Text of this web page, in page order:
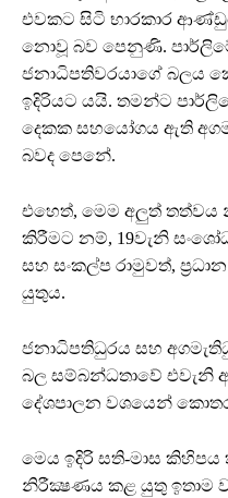
එවකට සිටි භාරකාර
නොවූ බව පෙනුණි.
ජනාධිපතිවරයාගේ බලය
ඉදිරියට යයි. තමන්ට
දෙකක සහයෝගය ඇති
බවද පෙනේ.
එහෙත්, මෙම අලුත් තත්වය
කිරීමට නම්, 19වැනි
සහ සංකල්ප රාමුවත්,
යුතුය.
ජනාධිපතිධුරය සහ
බල සම්බන්ධතාවේ එවැනි
දේශපාලන වශයෙන්
මෙය ඉදිරි සති-මාස කිහිපය
නිරීක්‍ෂණය කළ යුතු ඉතාම